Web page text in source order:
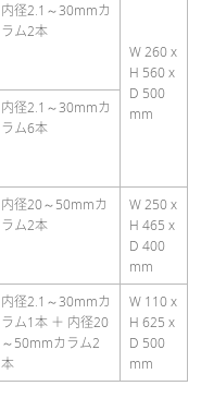
内径2.1～30mmカ
ラム2本
W 260 x
H 560 x
D 500
mm
内径2.1～30mmカ
ラム6本
内径20～50mmカ
ラム2本
W 250 x
H 465 x
D 400
mm
内径2.1～30mmカ
ラム1本 ＋ 内径20
～50mmカラム2
本
W 110 x
H 625 x
D 500
mm